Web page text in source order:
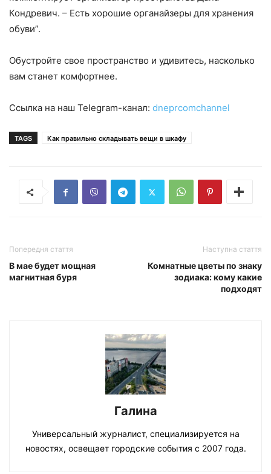
Кондревич. – Есть хорошие органайзеры для хранения
обуви”.
Обустройте свое пространство и удивитесь, насколько
вам станет комфортнее.
Ссылка на наш Telegram-канал: dneprcomchannel
TAGS Как правильно складывать вещи в шкафу
Попередня стаття
В мае будет мощная
магнитная буря
Наступна стаття
Комнатные цветы по знаку
зодиака: кому какие
подходят
Галина
Универсальный журналист, специализируется на
новостях, освещает городские события с 2007 года.